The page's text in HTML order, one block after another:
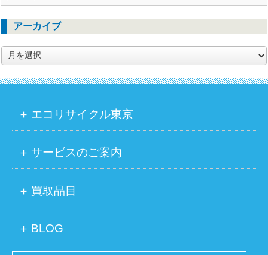
アーカイブ
ア
ー
イ
エコリサイクル東京
サービスのご案内
買取品目
BLOG